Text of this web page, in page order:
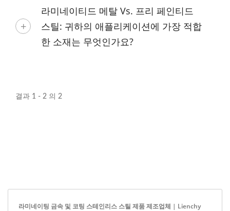
라미네이티드 메탈 Vs. 프리 페인티드
스틸: 귀하의 애플리케이션에 가장 적합
한 소재는 무엇인가요?
결과 1 - 2 의 2
라미네이팅 금속 및 코팅 스테인리스 스틸 제품 제조업체 | Lienchy